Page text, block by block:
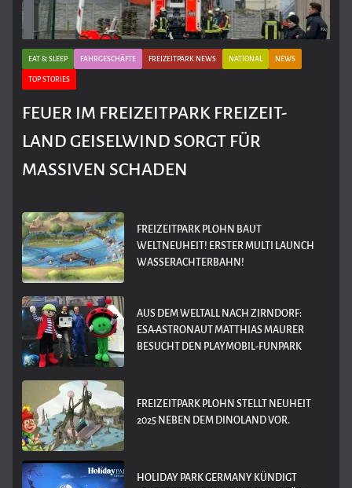
EAT & SLEEP FAHRGESCHÄFTE FREIZEITPARK NEWS NATIONAL NEWS
TOP STORIES
FEUER IM FREIZEITPARK FREIZEIT-
LAND GEISELWIND SORGT FÜR
MASSIVEN SCHADEN
FREIZEITPARK PLOHN BAUT
WELTNEUHEIT! ERSTER MULTI LAUNCH
WASSERACHTERBAHN!
AUS DEM WELTALL NACH ZIRNDORF:
ESA-ASTRONAUT MATTHIAS MAURER
BESUCHT DEN PLAYMOBIL-FUNPARK
FREIZEITPARK PLOHN STELLT NEUHEIT
2025 NEBEN DEM DINOLAND VOR.
HOLIDAY PARK GERMANY KÜNDIGT